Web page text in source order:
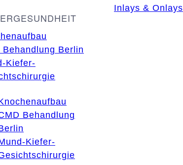
Behandlung Berlin
Kiefer-
Behandlung
Kiefer-
Inlays & Onlays